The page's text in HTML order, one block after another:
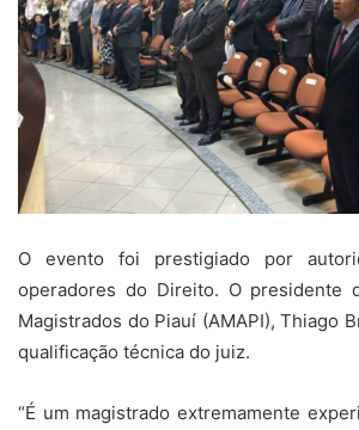
O evento foi prestigiado por
operadores do Direito. O presidente
Magistrados do Piauí (AMAPI), Thiago
qualificação técnica do juiz.
“É um magistrado extremamente